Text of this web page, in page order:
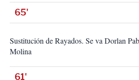
65'
Sustitución de Rayados. Se va Dorlan
Molina
61'